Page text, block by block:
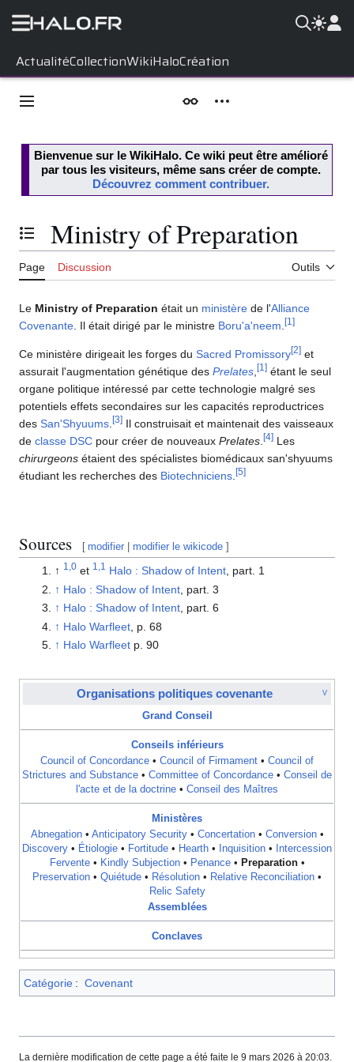
ActualitéCollectionWikiHaloCréation
contenu
Menu principal ApparenceOutils personnels
Bienvenue sur le WikiHalo. Ce wiki peut être amélioré
par tous les visiteurs, même sans créer de compte.
Découvrez comment contribuer.
Basculer la table des matières
Ministry of Preparation
Page Discussion Outils
Le Ministry of Preparation était un ministère de l'Alliance
Covenante . Il était dirigé par le ministre Boru'a'neem [1 ]
Ce ministère dirigeait les forges du Sacred Promissory[2] et
assurait l'augmentation génétique des Prelates [1 ] étant le seul
organe politique intéressé par cette technologie malgré ses
potentiels effets secondaires sur les capacités reproductrices
des San'Shyuums [3] Il construisait et maintenait des vaisseaux
de classe DSC pour créer de nouveaux Prelates [4] Les
chirurgeons étaient des spécialistes biomédicaux san'shyuums
étudiant les recherches des Biotechniciens [5]
Sources [ modifier |modifier le wikicode ]
↑ 1,0et 1,1 Halo : Shadow of Intent, part. 1
↑ Halo : Shadow of Intent, part. 3
↑ Halo : Shadow of Intent, part. 6
↑ Halo Warfleet, p. 68
↑ Halo Warfleetp. 90
V
Organisations politiques covenante
Grand Conseil
Conseils inférieurs
Council of Concordance • Council of Firmament • Council of
Strictures and Substance • Committee of Concordance • Conseil de
l'acte et de la doctrine • Conseil des Maîtres
Ministères
Abnegation• Anticipatory Security• Concertation• Conversion•
Discovery • Étiologie • Fortitude • Hearth • Inquisition •
Intercession
Fervente• Kindly Subjection• Penance• Preparation•
Preservation • Quiétude • Résolution • Relative Reconciliation •
Relic Safety
Assemblées
Conclaves
Catégorie : Covenant
La dernière modification de cette page a été faite le 9 mars 2026 à 20:03.